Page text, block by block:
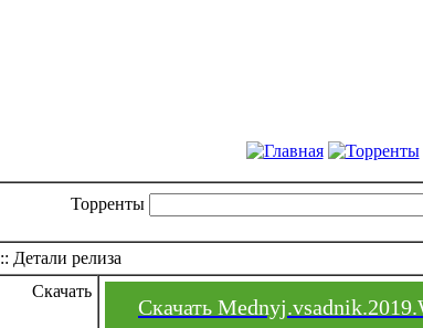
Торренты
:: Детали релиза
Скачать
Скачать